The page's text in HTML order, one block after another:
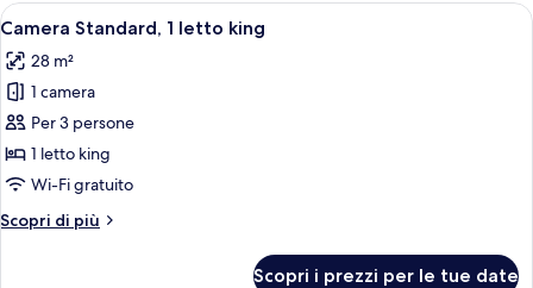
da
Apri
tutte
le
foto
per
Camera
Standard,
letto
Una camera d'albergo moderna
5
Camera Standard, 1 letto king
28 m²
1 camera
Per 3 persone
1 letto king
Wi-Fi gratuito
Scopri di più
Altri
Scopri i prezzi per le tue date